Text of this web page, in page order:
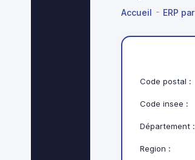
Accueil ERP
Code postal :
Code insee :
Département :
Region :